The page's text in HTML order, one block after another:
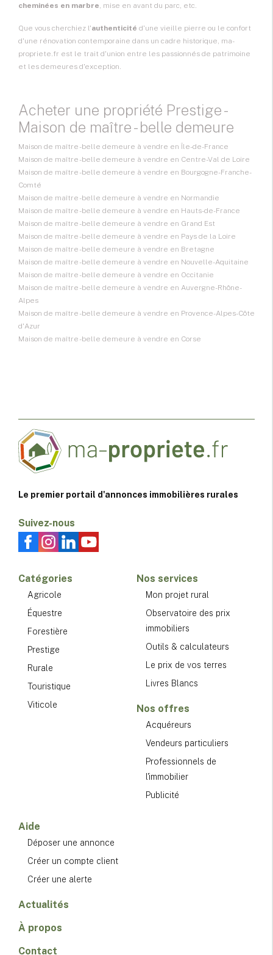
cheminées en marbre, mise en avant du parc, etc.
Que vous cherchiez l'authenticité d'une vieille pierre ou le confort
d'une rénovation contemporaine dans un cadre historique, ma-
propriete.fr est le trait d'union entre les passionnés de patrimoine
et les demeures d'exception.
Acheter une propriété Prestige -
Maison de maître - belle demeure
Maison de maître - belle demeure à vendre en Île-de-France
Maison de maître - belle demeure à vendre en Centre-Val de Loire
Maison de maître - belle demeure à vendre en Bourgogne-Franche-
Comté
Maison de maître - belle demeure à vendre en Normandie
Maison de maître - belle demeure à vendre en Hauts-de-France
Maison de maître - belle demeure à vendre en Grand Est
Maison de maître - belle demeure à vendre en Pays de la Loire
Maison de maître - belle demeure à vendre en Bretagne
Maison de maître - belle demeure à vendre en Nouvelle-Aquitaine
Maison de maître - belle demeure à vendre en Occitanie
Maison de maître - belle demeure à vendre en Auvergne-Rhône-
Alpes
Maison de maître - belle demeure à vendre en Provence-Alpes-Côte
d'Azur
Maison de maître - belle demeure à vendre en Corse
Le premier portail d'annonces immobilières rurales
Suivez-nous
Catégories
Agricole
Équestre
Forestière
Prestige
Rurale
Touristique
Viticole
Nos services
Mon projet rural
Observatoire des prix
immobiliers
Outils & calculateurs
Le prix de vos terres
Livres Blancs
Nos offres
Acquéreurs
Vendeurs particuliers
Professionnels de
l'immobilier
Publicité
Aide
Déposer une annonce
Créer un compte client
Créer une alerte
Actualités
À propos
Contact